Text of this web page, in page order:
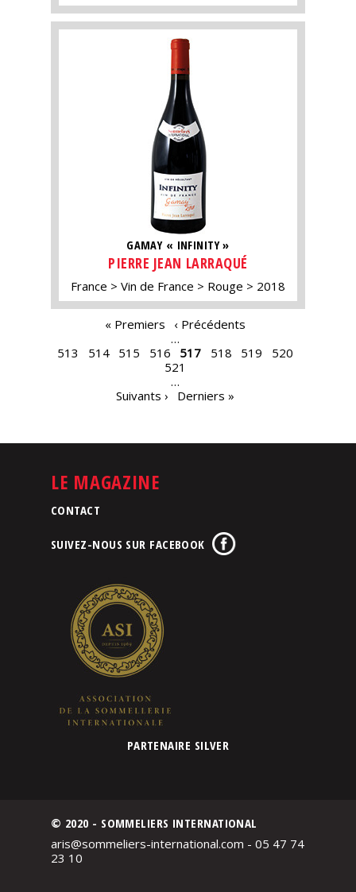
GAMAY « INFINITY »
PIERRE JEAN LARRAQUÉ
France Vin de France Rouge 2018
« Premiers
‹ Précédents
…
513
514 515 516 517 518 519
520
521
…
Suivants ›
Derniers »
LE MAGAZINE
CONTACT
SUIVEZ-NOUS SUR FACEBOOK
PARTENAIRE SILVER
© 2020 - SOMMELIERS INTERNATIONAL
aris@sommeliers-international.com - 05 47 74
23 10